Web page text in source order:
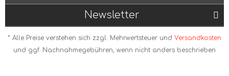
Newsletter
* Alle Preise verstehen sich zzgl. Mehrwertsteuer und Versandkosten
und ggf. Nachnahmegebühren, wenn nicht anders beschrieben